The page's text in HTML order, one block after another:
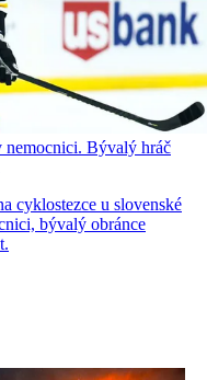
nemocnici. Bývalý hráč
cyklostezce u slovenské
bývalý obránce